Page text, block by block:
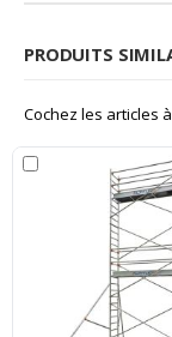
PRODUITS
Cochez les articles